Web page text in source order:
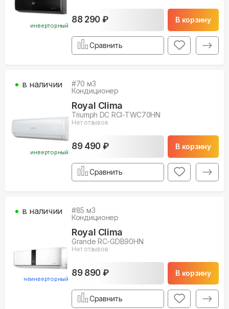
инверторный
88 290 ₽ В корзину
Сравнить
инверторный
#70 м3
Кондиционер
Royal Clima
Triumph DC RCI-TWC70HN
Нет отзывов
89 490 ₽ В корзину
в наличии
Сравнить
неинверторный
#85 м3
Кондиционер
Royal Clima
Grande RC-GDB90HN
Нет отзывов
89 890 ₽ В корзину
в наличии
Сравнить